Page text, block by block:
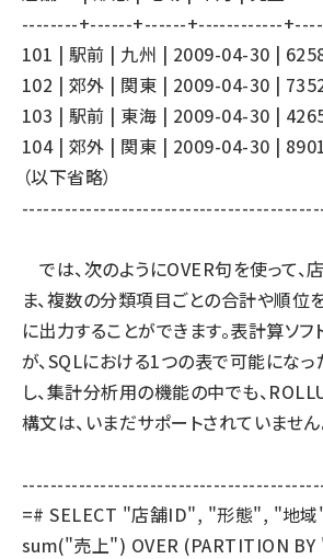
--------+------+------+------------
101 | 駅前 | 九州 | 2009-04-30 |
102 | 郊外 | 関東 | 2009-04-30 |
103 | 駅前 | 東海 | 2009-04-30 |
104 | 郊外 | 関東 | 2009-04-30 |
（以下省略）
では、次のようにOVER句を使って
ま、複数の分類項目ごとの合計や順位
に出力することができます。表計算ソ
が、SQLにおける1つの表で可能になっ
し、集計分析用の機能の中でも、
構文は、いまだサポートされていません
=# SELECT "店舗ID", "形態", "地
sum("売上") OVER (PARTITION